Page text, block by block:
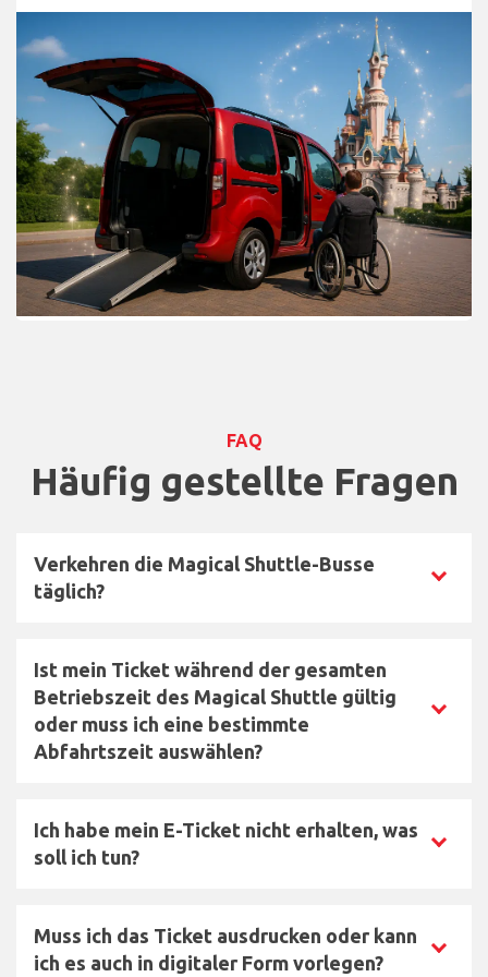
FAQ
Häufig gestellte Fragen
Verkehren die Magical Shuttle-Busse
täglich?
Cliquez pour afficher la réponse
das ganze Jahr über ohne Unterbrechung. Bitte
beachten Sie unsereFahrpläne, bevor Sie
reservieren.
Ist mein Ticket während der gesamten
Betriebszeit des Magical Shuttle gültig
oder muss ich eine bestimmte
Abfahrtszeit auswählen?
Cliquez pour afficher la réponse
Betriebszeiten des Magical Shuttle gültig. Bei der
Buchung muss keine bestimmte Abfahrtszeit
Fahrpläneunserer Busse finden Sie hier.
Ich habe mein E-Ticket nicht erhalten, was
soll ich tun?
Cliquez pour afficher la réponse
Ausdrucken Ihres Tickets angeboten. Wenn Sie
Muss ich das Ticket ausdrucken oder kann
ich es auch in digitaler Form vorlegen?
Cliquez pour afficher la réponse